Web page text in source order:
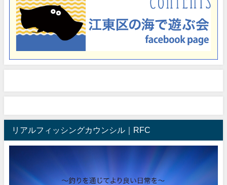
リアルフィッシングカウンシル｜RFC